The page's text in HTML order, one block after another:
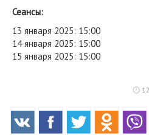
Сеансы:
13 января 2025: 15:00
14 января 2025: 15:00
15 января 2025: 15:00